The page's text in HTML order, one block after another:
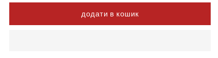
додати в кошик